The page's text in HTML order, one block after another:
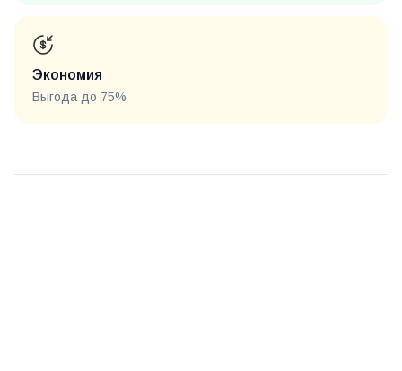
Экономия
Выгода до 75%